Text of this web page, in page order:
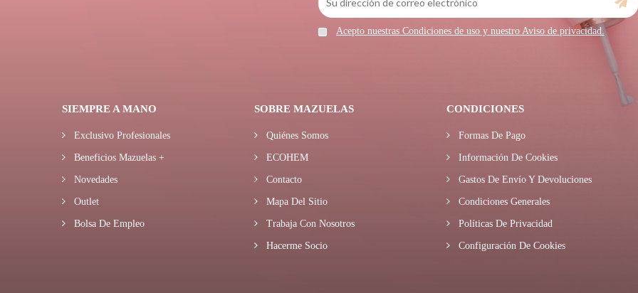
Acepto nuestras Condiciones de uso y nuestro Aviso de privacidad.
SIEMPRE A MANO
Exclusivo Profesionales
Beneficios Mazuelas +
Novedades
Outlet
Bolsa De Empleo
SOBRE MAZUELAS
Quiénes Somos
ECOHEM
Contacto
Mapa Del Sitio
Trabaja Con Nosotros
Hacerme Socio
CONDICIONES
Formas De Pago
Información De Cookies
Gastos De Envío Y Devoluciones
Condiciones Generales
Políticas De Privacidad
Configuración De Cookies